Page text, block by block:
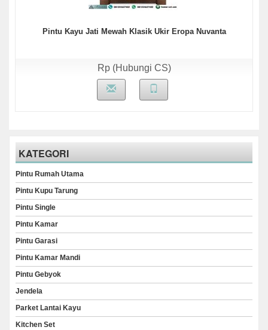
Pintu Kayu Jati Mewah Klasik Ukir Eropa Nuvanta
Rp (Hubungi CS)
KATEGORI
Pintu Rumah Utama
Pintu Kupu Tarung
Pintu Single
Pintu Kamar
Pintu Garasi
Pintu Kamar Mandi
Pintu Gebyok
Jendela
Parket Lantai Kayu
Kitchen Set